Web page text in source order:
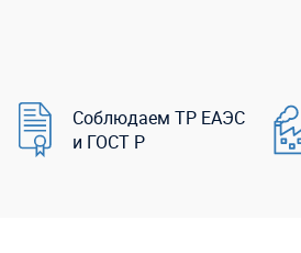
Соблюдаем ТР ЕАЭС
и ГОСТ Р